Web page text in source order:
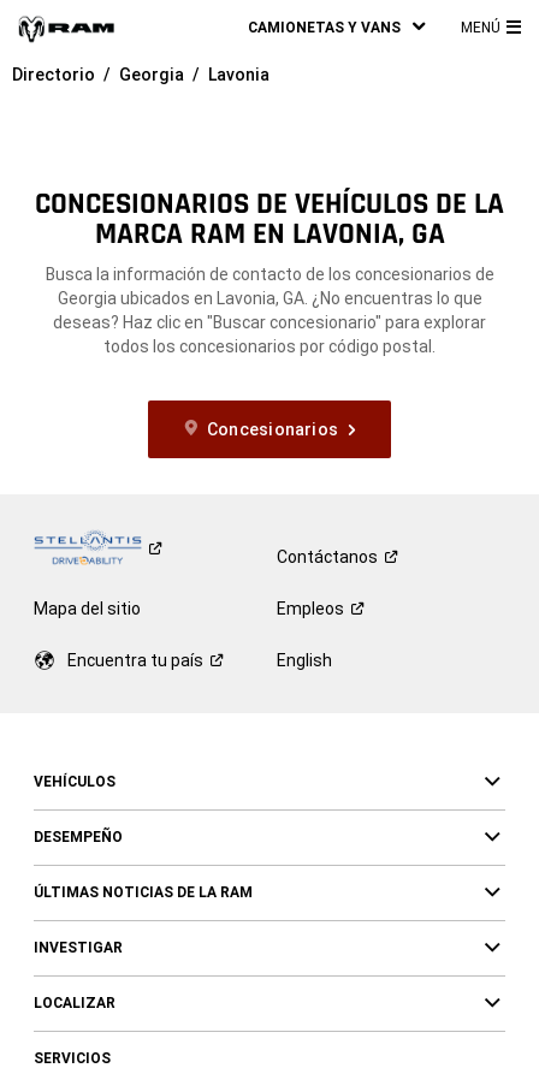
CAMIONETAS Y VANS MENÚ
Directorio Georgia Lavonia
CONCESIONARIOS DE VEHÍCULOS DE LA
MARCA RAM EN LAVONIA, GA
Busca la información de contacto de los concesionarios de
Georgia ubicados en Lavonia, GA. ¿No encuentras lo que
deseas? Haz clic en "Buscar concesionario" para explorar
todos los concesionarios por código postal.
Concesionarios
Contáctanos
Mapa del sitio Empleos
Encuentra tu país English
VEHÍCULOS
DESEMPEÑO
ÚLTIMAS NOTICIAS DE LA RAM
INVESTIGAR
LOCALIZAR
SERVICIOS